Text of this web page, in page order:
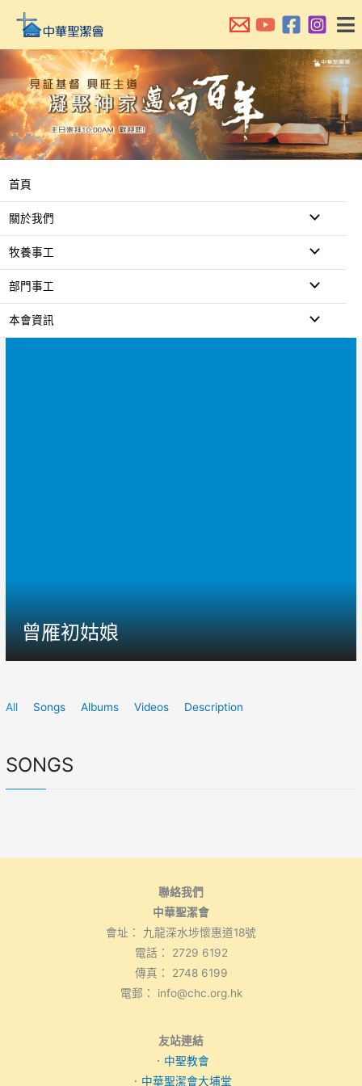
主
內
容
首頁
關於我們
牧養事工
部門事工
本會資訊
曾雁初姑娘
All Songs Albums Videos Description
SONGS
聯絡我們
中華聖潔會
會址： 九龍深水埗懷惠道18號
電話： 2729 6192
傳真： 2748 6199
電郵： info@chc.org.hk
友站連結
． 中聖教會
． 中華聖潔會大埔堂